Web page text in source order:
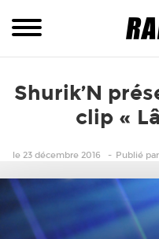
Shurik’N
clip «
le 23 décembre 2016 Publié par